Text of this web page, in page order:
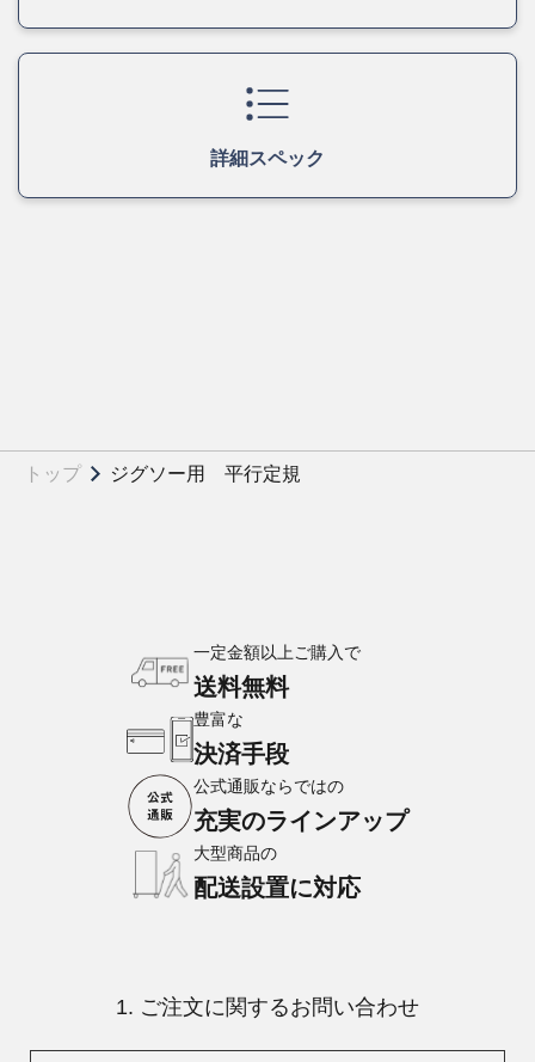
詳細スペック
トップ ジグソー用 平行定規
一定金額以上ご購入で
送料無料
豊富な
決済手段
公式通販ならではの
充実のラインアップ
大型商品の
配送設置に対応
1. ご注文に関するお問い合わせ